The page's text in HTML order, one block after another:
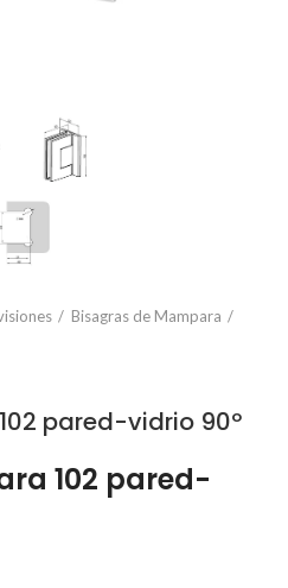
Bisagras de Mampara
pared-vidrio 90º
102 pared-